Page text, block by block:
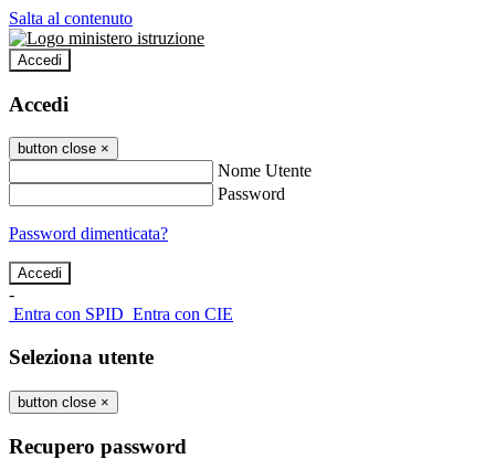
Salta al contenuto
Accedi
Accedi
button close ×
Nome Utente
Password
Password dimenticata?
-
Entra con SPID Entra con CIE
Seleziona utente
button close ×
Recupero password